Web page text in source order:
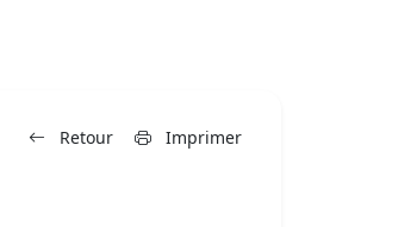
Retour Imprimer